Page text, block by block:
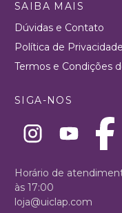
SAIBA MAIS
Dúvidas e Contato
Política de Privacidade
Termos e Condições
SIGA-NOS
Horário de
às 17:00
loja@uiclap.com